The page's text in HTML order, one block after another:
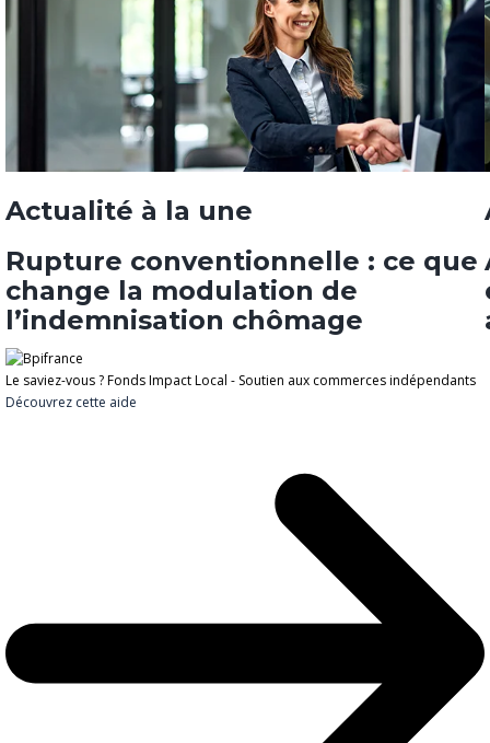
Actualité à la une
Rupture conventionnelle : ce que
change la modulation de
l’indemnisation chômage
Le saviez-vous ?Fonds Impact Local - Soutien aux commerces indépendants
Découvrez cette aide